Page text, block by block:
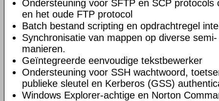
Ondersteuning voor SFTP en SCP protocols
en het oude FTP protocol
Batch bestand scripting en opdrachtregel
Synchronisatie van mappen op diverse
manieren.
Geïntegreerde eenvoudige tekstbewerker
Ondersteuning voor SSH wachtwoord,
publieke sleutel en Kerberos (GSS)
Windows Explorer-achtige en Norton